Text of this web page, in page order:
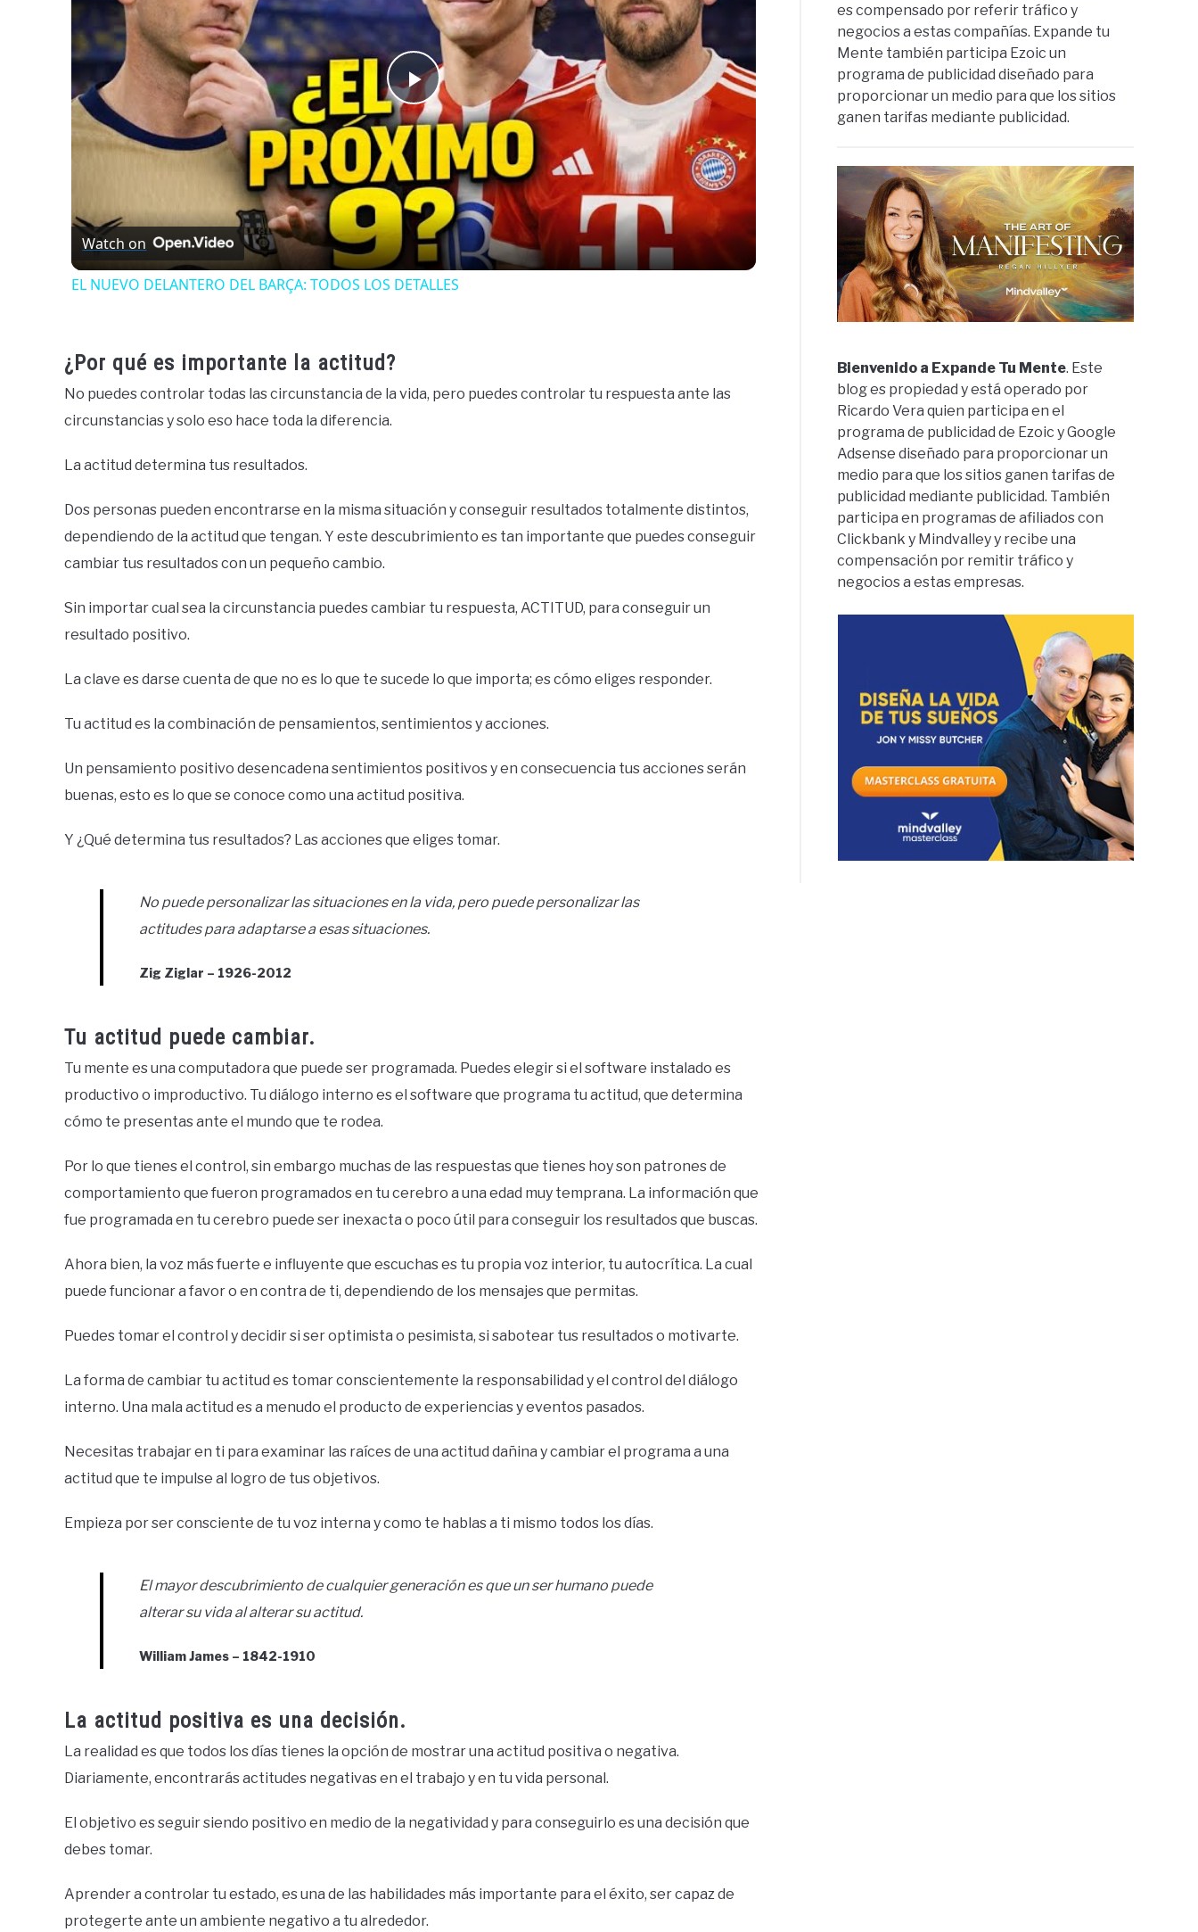
Play
Video
Watch on
EL NUEVO DELANTERO DEL BARÇA: TODOS LOS DETALLES
¿Por qué es importante la actitud?
No puedes controlar todas las circunstancia de la vida, pero puedes controlar tu respuesta ante las
circunstancias y solo eso hace toda la diferencia.
La actitud determina tus resultados.
Dos personas pueden encontrarse en la misma situación y conseguir resultados totalmente distintos,
dependiendo de la actitud que tengan. Y este descubrimiento es tan importante que puedes conseguir
cambiar tus resultados con un pequeño cambio.
Sin importar cual sea la circunstancia puedes cambiar tu respuesta, ACTITUD, para conseguir un
resultado positivo.
La clave es darse cuenta de que no es lo que te sucede lo que importa; es cómo eliges responder.
Tu actitud es la combinación de pensamientos, sentimientos y acciones.
Un pensamiento positivo desencadena sentimientos positivos y en consecuencia tus acciones serán
buenas, esto es lo que se conoce como una actitud positiva.
Y ¿Qué determina tus resultados? Las acciones que eliges tomar.
No puede personalizar las situaciones en la vida, pero puede personalizar las
actitudes para adaptarse a esas situaciones.
Zig Ziglar – 1926-2012
Tu actitud puede cambiar.
Tu mente es una computadora que puede ser programada. Puedes elegir si el software instalado es
productivo o improductivo. Tu diálogo interno es el software que programa tu actitud, que determina
cómo te presentas ante el mundo que te rodea.
Por lo que tienes el control, sin embargo muchas de las respuestas que tienes hoy son patrones de
comportamiento que fueron programados en tu cerebro a una edad muy temprana. La información que
fue programada en tu cerebro puede ser inexacta o poco útil para conseguir los resultados que buscas.
Ahora bien, la voz más fuerte e influyente que escuchas es tu propia voz interior, tu autocrítica. La cual
puede funcionar a favor o en contra de ti, dependiendo de los mensajes que permitas.
Puedes tomar el control y decidir si ser optimista o pesimista, si sabotear tus resultados o motivarte.
La forma de cambiar tu actitud es tomar conscientemente la responsabilidad y el control del diálogo
interno. Una mala actitud es a menudo el producto de experiencias y eventos pasados.
Necesitas trabajar en ti para examinar las raíces de una actitud dañina y cambiar el programa a una
actitud que te impulse al logro de tus objetivos.
Empieza por ser consciente de tu voz interna y como te hablas a ti mismo todos los días.
El mayor descubrimiento de cualquier generación es que un ser humano puede
alterar su vida al alterar su actitud.
William James – 1842-1910
La actitud positiva es una decisión.
La realidad es que todos los días tienes la opción de mostrar una actitud positiva o negativa.
Diariamente, encontrarás actitudes negativas en el trabajo y en tu vida personal.
El objetivo es seguir siendo positivo en medio de la negatividad y para conseguirlo es una decisión que
debes tomar.
Aprender a controlar tu estado, es una de las habilidades más importante para el éxito, ser capaz de
protegerte ante un ambiente negativo a tu alrededor.
es compensado por referir tráfico y
negocios a estas compañías. Expande tu
Mente también participa Ezoic un
programa de publicidad diseñado para
proporcionar un medio para que los sitios
ganen tarifas mediante publicidad.
Bienvenido a Expande Tu Mente. Este
blog es propiedad y está operado por
Ricardo Vera quien participa en el
programa de publicidad de Ezoic y Google
Adsense diseñado para proporcionar un
medio para que los sitios ganen tarifas de
publicidad mediante publicidad. También
participa en programas de afiliados con
Clickbank y Mindvalley y recibe una
compensación por remitir tráfico y
negocios a estas empresas.